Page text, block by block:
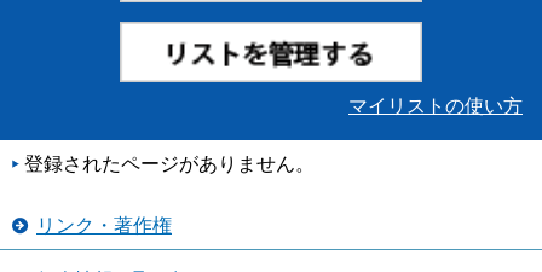
マイリストの使い方
登録されたページがありません。
リンク・著作権